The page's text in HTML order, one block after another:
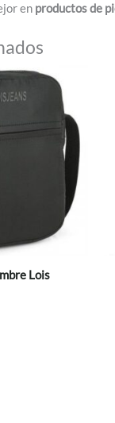
en productos de
Lois